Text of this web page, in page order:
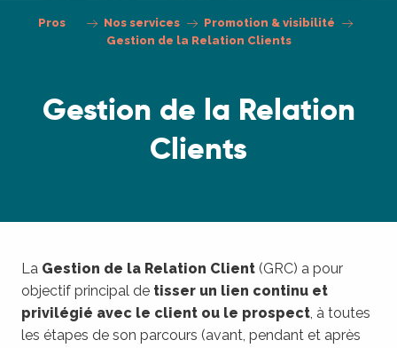
Pros Nos services
Promotion & visibilité
Gestion de la Relation Clients
Gestion de la Relation
Clients
La Gestion de la Relation Client (GRC) a pour
objectif principal de tisser un lien continu et
privilégié avec le client ou le prospect, à toutes
les étapes de son parcours (avant, pendant et après